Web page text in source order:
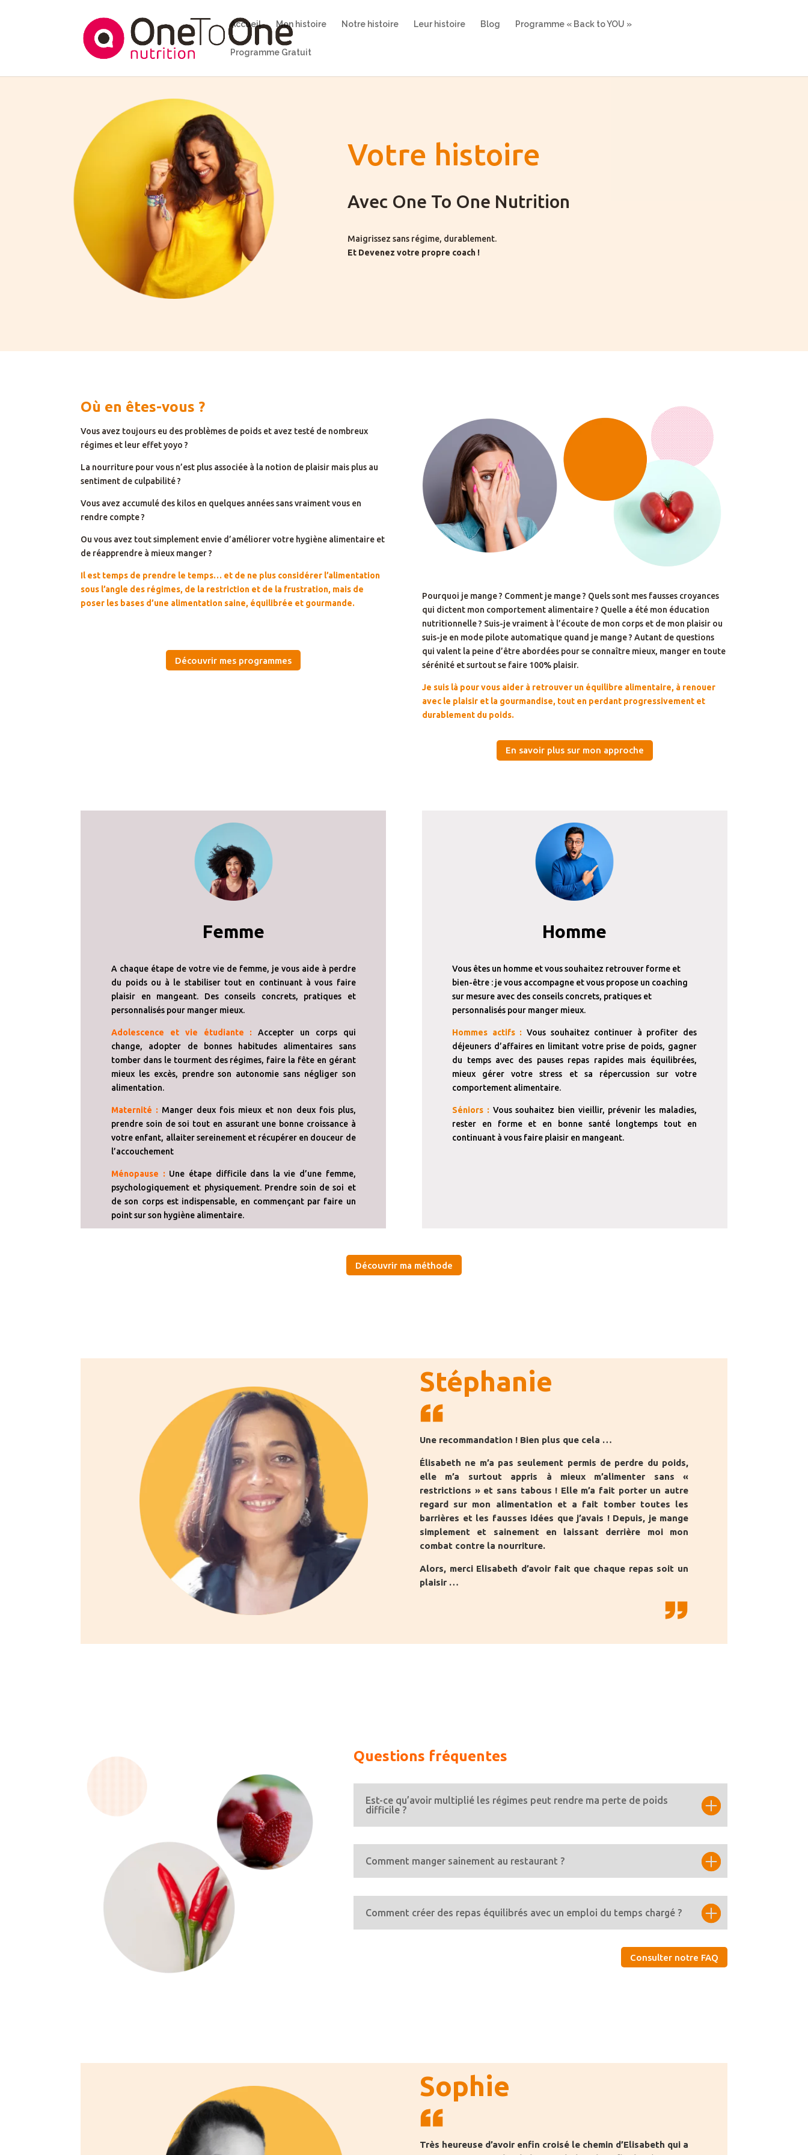
Accueil Mon histoire Notre histoire Leur histoire Blog Programme « Back to YOU »
Programme Gratuit
Votre histoire
Avec One To One Nutrition
Maigrissez sans régime, durablement.
Et Devenez votre propre coach !
Où en êtes-vous ?
Vous avez toujours eu des problèmes de poids et avez testé de nombreux
régimes et leur effet yoyo ?
La nourriture pour vous n’est plus associée à la notion de plaisir mais plus au
sentiment de culpabilité ?
Vous avez accumulé des kilos en quelques années sans vraiment vous en
rendre compte ?
Ou vous avez tout simplement envie d’améliorer votre hygiène alimentaire et
de réapprendre à mieux manger ?
Il est temps de prendre le temps… et de ne plus considérer l’alimentation
sous l’angle des régimes, de la restriction et de la frustration, mais de
poser les bases d’une alimentation saine, équilibrée et gourmande.
Découvrir mes programmes
Pourquoi je mange ? Comment je mange ? Quels sont mes fausses croyances
qui dictent mon comportement alimentaire ? Quelle a été mon éducation
nutritionnelle ? Suis-je vraiment à l’écoute de mon corps et de mon plaisir ou
suis-je en mode pilote automatique quand je mange ? Autant de questions
qui valent la peine d’être abordées pour se connaître mieux, manger en toute
sérénité et surtout se faire 100% plaisir.
Je suis là pour vous aider à retrouver un équilibre alimentaire, à renouer
avec le plaisir et la gourmandise, tout en perdant progressivement et
durablement du poids.
En savoir plus sur mon approche
Femme
A chaque étape de votre vie de femme, je vous aide à perdre
du poids ou à le stabiliser tout en continuant à vous faire
plaisir en mangeant. Des conseils concrets, pratiques et
personnalisés pour manger mieux.
Adolescence et vie étudiante : Accepter un corps qui
change, adopter de bonnes habitudes alimentaires sans
tomber dans le tourment des régimes, faire la fête en gérant
mieux les excès, prendre son autonomie sans négliger son
alimentation.
Maternité : Manger deux fois mieux et non deux fois plus,
prendre soin de soi tout en assurant une bonne croissance à
votre enfant, allaiter sereinement et récupérer en douceur de
l’accouchement
Ménopause : Une étape difficile dans la vie d’une femme,
psychologiquement et physiquement. Prendre soin de soi et
de son corps est indispensable, en commençant par faire un
point sur son hygiène alimentaire.
Homme
Vous êtes un homme et vous souhaitez retrouver forme et
bien-être : je vous accompagne et vous propose un coaching
sur mesure avec des conseils concrets, pratiques et
personnalisés pour manger mieux.
Hommes actifs:Vous souhaitez continuer à profiter des
déjeuners d’affaires en limitant votre prise de poids, gagner
du temps avec des pauses repas rapides mais équilibrées,
mieux gérer votre stress et sa répercussion sur votre
comportement alimentaire.
Séniors : Vous souhaitez bien vieillir, prévenir les maladies,
rester en forme et en bonne santé longtemps tout en
continuant à vous faire plaisir en mangeant.
Découvrir ma méthode
Stéphanie
Une recommandation ! Bien plus que cela …
Élisabeth ne m’a pas seulement permis de perdre du poids,
elle m’a surtout appris à mieux m’alimenter sans «
restrictions » et sans tabous ! Elle m’a fait porter un autre
regard sur mon alimentation et a fait tomber toutes les
barrières et les fausses idées que j’avais ! Depuis, je mange
simplement et sainement en laissant derrière moi mon
combat contre la nourriture.
Alors, merci Elisabeth d’avoir fait que chaque repas soit un
plaisir …
Questions fréquentes
Est-ce qu’avoir multiplié les régimes peut rendre ma perte de poids
difficile ?
Comment manger sainement au restaurant ?
Comment créer des repas équilibrés avec un emploi du temps chargé ?
Consulter notre FAQ
Sophie
Très heureuse d’avoir enfin croisé le chemin d’Elisabeth qui a